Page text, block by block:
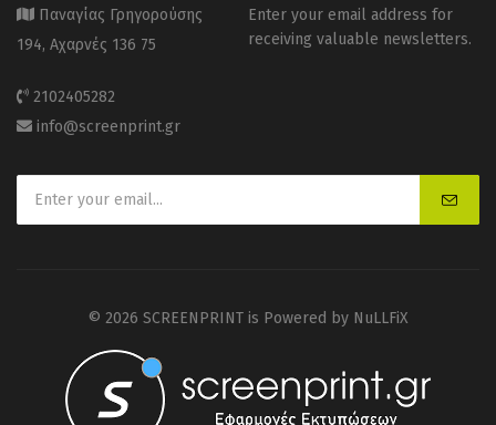
Παναγίας Γρηγορούσης
194, Αχαρνές 136 75
2102405282
info@screenprint.gr
Enter your email address for
receiving valuable newsletters.
© 2026 SCREENPRINT is Powered by NuLLFiX